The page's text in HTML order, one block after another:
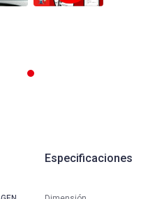
Especificaciones